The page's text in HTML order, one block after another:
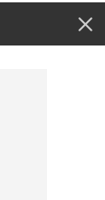
